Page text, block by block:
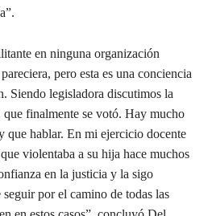
en ninguna organización
pero esta es una conciencia
Siendo legisladora discutimos la
finalmente se votó. Hay mucho
que hablar. En mi ejercicio docente
violentaba a su hija hace muchos
en la justicia y la sigo
por el camino de todas las